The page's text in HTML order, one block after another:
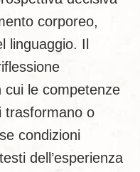
corporeo,
linguaggio. Il
cui le competenze
trasformano o
condizioni
dell’esperienza